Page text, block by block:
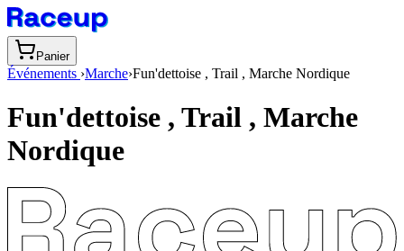
Panier
Événements ›Marche›Fun'dettoise , Trail , Marche Nordique
Fun'dettoise , Trail , Marche
Nordique